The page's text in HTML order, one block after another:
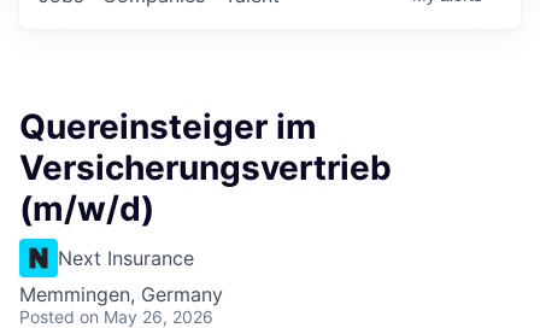
Quereinsteiger im
Versicherungsvertrieb
(m/w/d)
Next Insurance
Memmingen, Germany
Posted on May 26, 2026